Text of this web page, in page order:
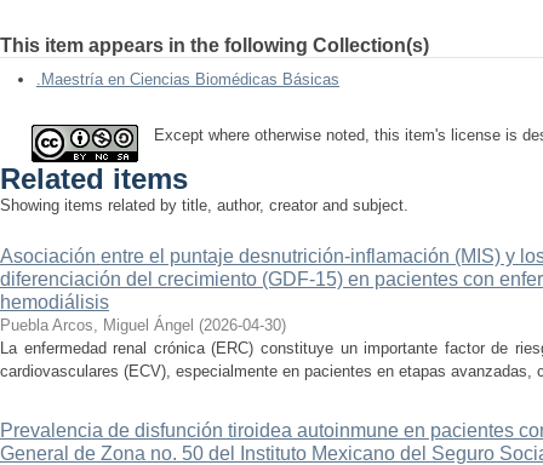
This item appears in the following Collection(s)
.Maestría en Ciencias Biomédicas Básicas
Except where otherwise noted, this item's license is
Related items
Showing items related by title, author, creator and subject.
Asociación entre el puntaje desnutrición-inflamación (MIS) y
diferenciación del crecimiento (GDF-15) en pacientes con
hemodiálisis
Puebla Arcos, Miguel Ángel (2026-04-30)
La enfermedad renal crónica (ERC) constituye un importante factor de
cardiovasculares (ECV), especialmente en pacientes en etapas avanzadas,
Prevalencia de disfunción tiroidea autoinmune en pacientes
General de Zona no. 50 del Instituto Mexicano del Seguro